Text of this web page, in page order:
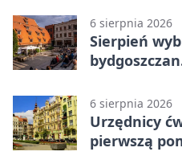
6 sierpnia 2026
Sierpień
6 sierpnia 2026
Urzędnicy
pierwszą